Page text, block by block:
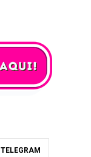
TELEGRAM